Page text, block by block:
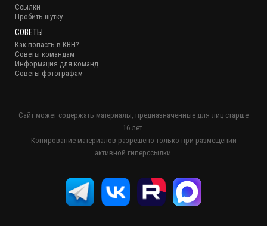
Ссылки
Пробить шутку
СОВЕТЫ
Как попасть в КВН?
Советы командам
Информация для команд
Советы фотографам
Сайт может содержать материалы, предназначенные для лиц старше
16 лет.
Копирование материалов разрешено только при размещении
активной гиперссылки.